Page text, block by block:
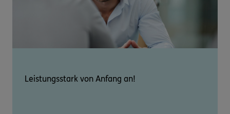
Leistungsstark von Anfang an!